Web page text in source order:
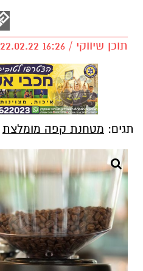
תוכן שיווקי / 16:26 22.02.22
תגים: מטחנת קפה מומלצת